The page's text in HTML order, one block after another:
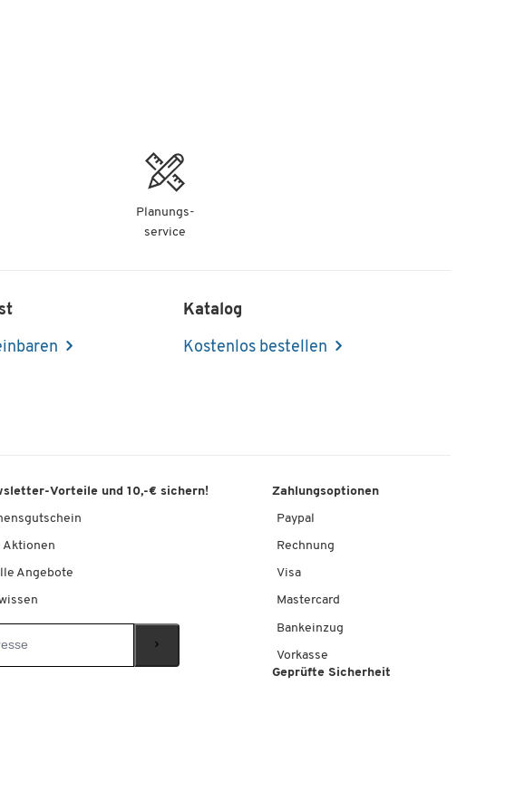
Planungs-
service
Katalog
Kostenlos bestellen
Vorteile und 10,-€ sichern!
Aktionen
Angebote
Zahlungsoptionen
Paypal
Rechnung
Visa
Mastercard
Bankeinzug
Vorkasse
Geprüfte Sicherheit